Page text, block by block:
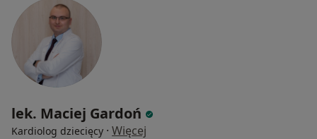
lek. Maciej Gardoń
Kardiolog dziecięcy · Więcej